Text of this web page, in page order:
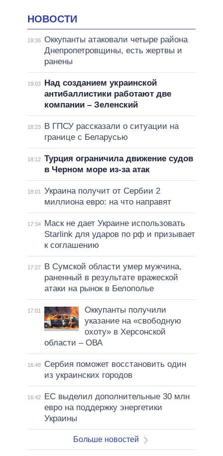
НОВОСТИ
19:36 Оккупанты атаковали четыре района
Днепропетровщины, есть жертвы и
ранены
19:03
Над созданием украинской
антибаллистики работают две
компании – Зеленский
18:23
В ГПСУ рассказали о ситуации на
границе с Беларусью
18:12 Турция ограничила движение судов
в Черном море из-за атак
18:01
Украина получит от Сербии 2
миллиона евро: на что направят
17:34
Маск не дает Украине использовать
Starlink для ударов по рф и призывает
к соглашению
17:27
В Сумской области умер мужчина,
раненный в результате вражеской
атаки на рынок в Белополье
17:01
Оккупанты получили
указание на «свободную
охоту» в Херсонской
области – ОВА
16:48
Сербия поможет восстановить один
из украинских городов
16:42
ЕС выделил дополнительные 30 млн
евро на поддержку энергетики
Украины
Больше новостей